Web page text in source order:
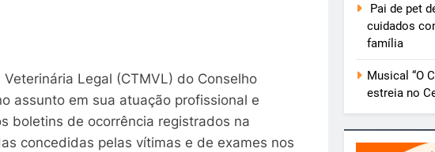
Legal (CTMVL) do Conselho
assunto em sua atuação profissional e
boletins de ocorrência registrados na
concedidas pelas vítimas e de exames nos
Pai de pet
cuidados
família
Musical “O
estreia no